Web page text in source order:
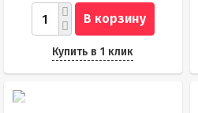
В корзину
Купить в 1 клик